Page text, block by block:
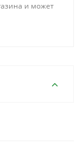
и может